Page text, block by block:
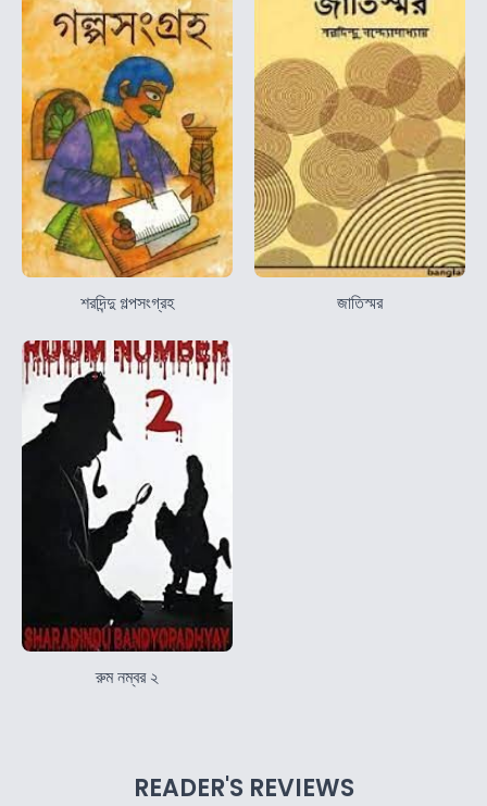
শরদিন্দু গল্পসংগ্রহ জাতিস্মর
রুম নম্বর ২
READER'S REVIEWS